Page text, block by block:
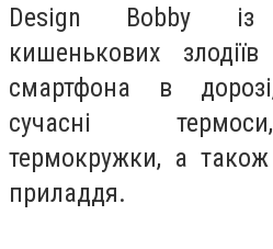
Design Bobby із
кишенькових
смартфона в
сучасні
термокружки, а
приладдя.